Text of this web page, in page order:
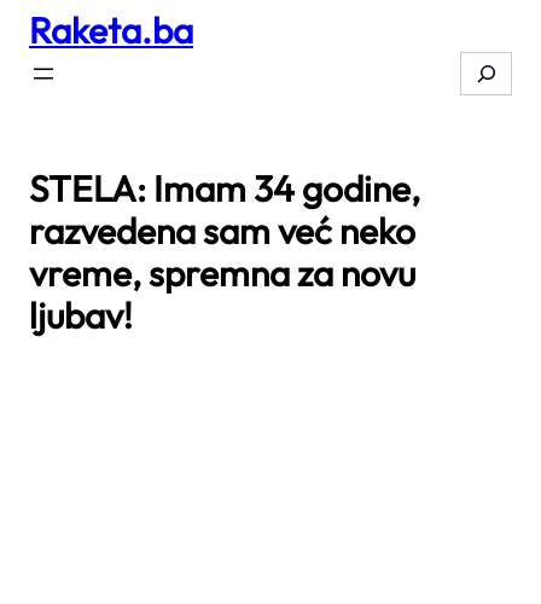
Skip
content
Raketa.ba
Search
STELA: Imam 34 godine,
razvedena sam već neko
vreme, spremna za novu
ljubav!